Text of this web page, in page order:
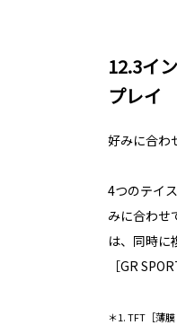
12.3イ
プレイ
好みに合わ
4つのテイ
みに合わせ
は、同時に
［GR
＊1. TFT［薄